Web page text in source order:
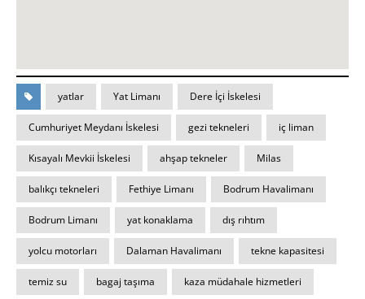
yatlar Yat Limanı Dere İçi İskelesi
Cumhuriyet Meydanı İskelesi gezi tekneleri iç liman
Kısayalı Mevkii İskelesi ahşap tekneler Milas
balıkçı tekneleri Fethiye Limanı Bodrum Havalimanı
Bodrum Limanı yat konaklama dış rıhtım
yolcu motorları Dalaman Havalimanı tekne kapasitesi
temiz su bagaj taşıma kaza müdahale hizmetleri